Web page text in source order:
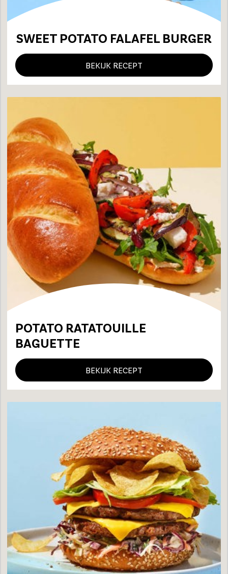
SWEET POTATO FALAFEL BURGER
BEKIJK RECEPT
POTATO RATATOUILLE
BAGUETTE
BEKIJK RECEPT